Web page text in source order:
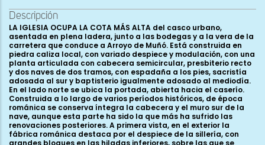
Descripción
LA IGLESIA OCUPA LA COTA MÁS ALTA del casco urbano, asentada en plena ladera, junto a las bodegas y a la vera de la carretera que conduce a Arroyo de Muñó. Está construida en piedra caliza local, con variado despiece y modulación, con una planta articulada con cabecera semicircular, presbiterio recto y dos naves de dos tramos, con espadaña a los pies, sacristía adosada al sur y baptisterio igualmente adosado al mediodía. En el lado norte se ubica la portada, abierta hacia el caserío. Construida a lo largo de varios períodos históricos, de época románica se conserva íntegra la cabecera y el muro sur de la nave, aunque esta parte ha sido la que más ha sufrido las renovaciones posteriores. A primera vista, en el exterior la fábrica románica destaca por el despiece de la sillería, con grandes bloques en las hiladas inferiores, sobre las que se alzan otras hiladas isódomas, con piezas estrechas y alargadas, de pequeño módulo y anchas juntas con abundante argamasa, siguiendo una morfología que inevitablemente nos recuerda la de los más antiguos edificios románicos de la provincia de Palencia: Frómista, San Isidoro de Dueñas o San Zoilo de Carrión, aunque también las otras dos iglesias carrionesas, Santa María y Santiago, más tardías, participan de este mismo tipo de despiece. El sistema aparece también en la fachada norte, que obedece a la ampliación tardía del templo, lo que parece indicar que se reutilizó el material procedente del derribo de la antigua fachada septentrional románica. El hemiciclo absidal se divide en tres tramos separados por dos semicolumnas cuyos basamentos aparecen ocultos por la actual cota del suelo. Los tambores son del mismo pequeño módulo que los paños, a excepción de la zona inferior, donde de nuevo aparecen bloques más grandes, coincidiendo con los grandes sillares de los muros, muchos de ellos sin duda procedentes del rico yacimiento romano que se localiza en esta localidad y cuya filiación denuncian las grapas que poseen. Las columnillas rematan en capiteles bajo el alero, ambos con decoración vegetal, el del sur con gruesas hojas lisas rematadas en volutas angulares y con una cabeza felina de cuya boca parten dos de los tallos, mientras que el del lado norte muestra una corona inferior de gruesas y carnosas hojas lisas sobre las que aparecen otras lobuladas rematando en volutas, enmarcando en el centro un rectángulo relleno de zarcillos, en una disposición que nos recuerda el típico motivo de rejería. En los encuentros de ábside y presbiterio, el hemiciclo presenta sendas columnillas acodilladas idénticas a las descritas, de nuevo con capiteles vegetales, repitiendo en ambos casos las formas del segundo de los comentados, aunque el que se halla en el extremo norte muestra también la cabeza de león vomitando tallos. Cada uno de los tres paños se clareaba con una saetera -actualmente cegadas- cuyo arco es una pieza de medio disco donde unas líneas incisas marcan un falso despiece de dovelas, que ha desaparecido en la del lado meridional. Se trasdosa cada arco con un guardapolvo de medio punto que se prolonga en una imposta que recorre todo el paramento -incluidas las semicolumnas-, compuesta por ancho listel decorado con rectángulos rellenos de aspas a bisel, y pequeño chaflán cargado de medios cilindros en horizontal. El alero es sumamente barroco, con cornisa de nacela, de aristas molduradas, y trece canecillos decorados con distintos motivos geométricos y sobre todo figurados: nacelas escalonadas, cabezas humanas, figuras humanas completas, toscos animales y sobre todo cabezas zoomorfas, una de ellas representando a un caballo con sus arreos. Estos canes suelen ser unos gruesos y raros bloques, a veces con profusas molduraciones rectangulares y entre ellos se disponen un conjunto de metopas, ligeramente destacadas sobre la vertical del muro y decoradas con taqueados planos, con rectángulos de aspas a bisel y con motivos vegetales de palmetas, tallos sinuosos, aquéllas muy comunes y éstos más escasos. El presbiterio sólo está despejado en el lado norte, ya que al sur se adosa la sacristía. Junto a su encuentro con el hemiciclo se ubica un somero contrafuerte -rematado en una pieza prismática lisa- y en el codo que formaba con la nave se aloja otra columna como las vistas en el ábside, con el capitel decorado con volutas angulares y con el frente relleno de rectángulos concéntricos vaciados, como los que muestran las molduraciones de los canecillos. Los cuatro canecillos siguen los mismos tipos ya descritos, aunque las metopas son lisas. Una ventana se abría en cada lado -la meridional sólo visible desde el interior del templo-, del mismo tipo y compartiendo imposta con el ábside. La nave original era más ancha y alta que la cabecera, aunque sólo puede apreciarse en el lado sur, además de forma muy parcial por los añadidos posteriores, mientras que en el norte la creación de una segunda nave en época ya muy posterior, tardogótica, comportó la completa desaparición de ese lado, aunque parece que se reutilizaron todos los materiales, como arriba se comentó, abriéndose entonces una nueva portada, formada por arco ojival de grandes dovelas y chambrana. Junto a este guardapolvo hay un bloque cuadrangular tallado con decoración geométrica, formada por un listel recorrido por líneas quebradas inscribiendo una cruz griega en cuyo centro se dispone un disco de radios curvos y con cuatripétalas en las enjutas. Es una pieza reutilizada cuya cronología nos parece que pudiera ser prerrománica, tal vez perteneciente a un cancel o incluso el extremo de un sarcófago. Por lo que respecta a la fachada sur, la original románica, tiene el mismo tipo de sillería que la cabecera y conserva íntegro el alero, con una curiosa disposición de los canes, muy juntos unos a otros. El paramento sólo parece verse alterado por un contrafuerte en el extremo occidental y por otro a la altura del primer cuarto, una disposición nada simétrica y un tanto anormal, que no parece verse correspondida por la existencia de posible abovedamiento en el interior. Hacia la mitad, en la parte inferior, se aprecia una pequeña puerta semienterrada y cegada, con simple arco apuntado de arista achaflanada, vano que creemos que posterior, posiblemente contemporáneo de la portada gótica, que se abriría para dar paso al cementerio, sin que haya evidencias aquí de portada románica. Volviendo al alero, la cornisa es de listel y gola, una morfología muy extraña para el período artístico románico, aunque no dudamos de su adscripción a este momento. Los canes son una veintena, bien ejecutados, decorados con cabezas animales (de jabalí o cabra), o humanas, casi siempre grotescas, mofletudas, con afilados dientes y rizados bigotes. A ellos se suman, una tortuga, un dragón, una especie de serpiente, una cabeza lobuna devorando a una persona, así como dos piezas que presentan volutas de aire muy clásico. De nuevo una serie de metopas ocupan los estrechos huecos entre canecillos, aunque son lisas, mostrando también un perfil de gola en la parte inferior. El último tramo del muro meridional de la nave está muy reformado, dando ya paso a la espadaña barroca, aunque en la base del campanario de ladrillo pudiera conservarse parte de otra espadaña anterior, tal vez gótica -como demostraría el pequeño ventanal ajimezado de arcos flamígeros-, o incluso contemporánea de la nave románica, siendo en ese caso la ventanita gótica producto de una reforma posterior. En la construcción de la actual espadaña se utilizaron algunos sillares romanos, destacando parte de una estela funeraria, con un registro inferior en el que parece despuntar una decoración arquitectónica, sobre el que se dispone la leyenda: ...AE TERENTI F(iliae) AN(norum) LXXX H(ic) S(ita) E(est), es decir, “... [nombre femenino], hija de Te rencio, de 80 años. Aquí está”. Pasando al interior del templo, los muros se hallan en buena parte revocados, con las naves cubiertas por bóvedas de arista barrocas. En la cabecera los muros han sido picados en algunos sectores, dejando ver el mismo tipo de despiece que encontrábamos en el exterior, es decir, unas hiladas inferiores con grandes sillares y piezas de pequeño módulo en las hiladas medias y altas. El ábside está presidido por un retablo barroco plano que oculta parte del hemiciclo, tapando el ventanal del testero aunque deja ver los dos laterales. La bóveda de horno es peraltada, partiendo de una imposta que de nuevo repite el esquema de la exterior: listel con rectángulos rellenos de aspas a bisel y pequeño chaflán con medios cilindros. Esta imposta coincide con los cimacios de los ventanales, de modo que la parte recta de estos vanos coincide con el paramento vertical y los arcos se hallan inscritos ya en las bóvedas, lo que también sucede en el caso de las dos ventanas que se abren en el presbiterio y que nos remite a la disposición de la saetera de la ermita de San Felices, en Hontoria de la Cantera. Las dos ventanas que se pueden ver en el hemiciclo están muy deterioradas, formadas por amplio arco de medio punto, con dovelas de grueso bocel y chambrana de nacela, sobre columnillas de basas áticas y fustes monolíticos, que enmarcaba una saetera abocinada. En la ventana de la izquierda sólo se puede ver un capitel, que sigue las formas ya vistas en el exterior: corona de macizas hojas y remate de volutas, con tacos rectangulares rellenos de zarcillos. En el ventanal derecho los capiteles están muy deteriorados, mostrando el oriental lo que parece una figuración animal, con cuadrúpedos, y el occidental el mismo tipo de vegetación que había en el de enfrente. La bóveda del ábside trasciende a lo que es propiamente este espacio, adentrándose ligeramente en el del presbiterio, mostrando un ancho frente a modo de arco de sutil herradura que apoya en columnas acodilladas, dispuestas ya en el espacio presbiterial. Las dovelas del arco se decoran a base de pequeños y múltiples recuadros rellenos por aspas a bisel, mientras que los capiteles son en ambos